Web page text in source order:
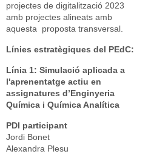
projectes de digitalització 2023
amb projectes alineats amb
aquesta proposta transversal.
Línies estratègiques del PEdC:
Línia 1: Simulació aplicada a
l'aprenentatge actiu en
assignatures d’Enginyeria
Química i Química Analítica
PDI participant
Jordi Bonet
Alexandra Plesu